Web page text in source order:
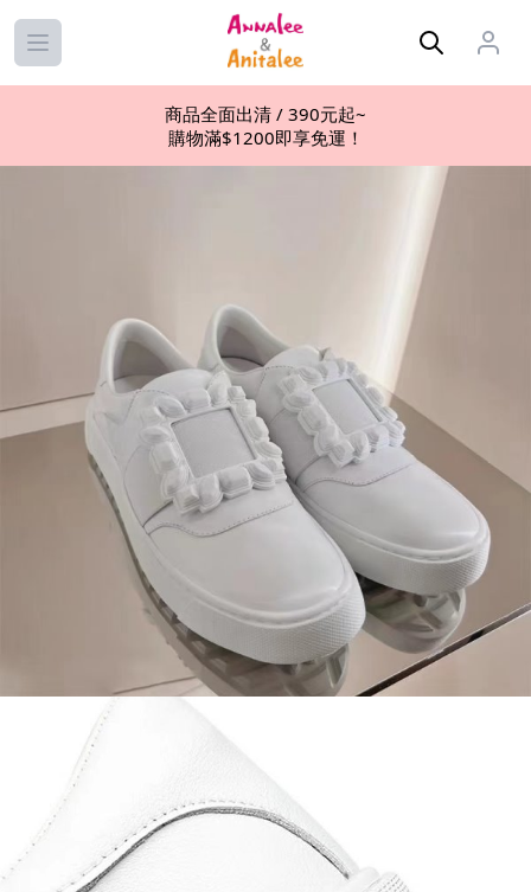
Open main menu
商品全面出清 / 390元起~
購物滿$1200即享免運！